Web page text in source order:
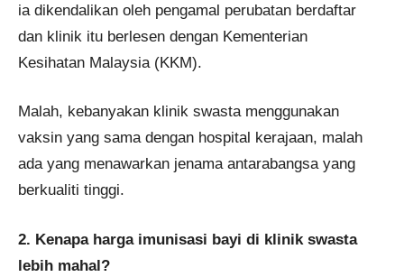
ia dikendalikan oleh pengamal perubatan berdaftar
dan klinik itu berlesen dengan Kementerian
Kesihatan Malaysia (KKM).
Malah, kebanyakan klinik swasta menggunakan
vaksin yang sama dengan hospital kerajaan, malah
ada yang menawarkan jenama antarabangsa yang
berkualiti tinggi.
2. Kenapa harga imunisasi bayi di klinik swasta
lebih mahal?